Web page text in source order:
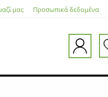
μας Προσωπικά δεδομένα